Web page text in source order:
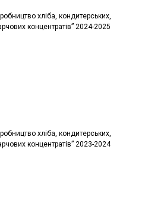
хліба, кондитерських,
концентратів” 2024-2025
хліба, кондитерських,
концентратів” 2023-2024